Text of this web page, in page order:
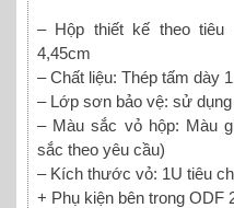
– Hộp thiết kế theo tiêu
4,45cm
– Chất liệu: Thép tấm dày
– Lớp sơn bảo vệ: sử
– Màu sắc vỏ hộp: Màu
sắc theo yêu cầu)
– Kích thước vỏ: 1U tiêu
+ Phụ kiện bên trong ODF